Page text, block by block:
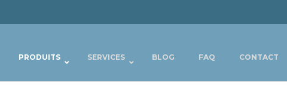
PRODUITS SERVICES BLOG FAQ CONTACT